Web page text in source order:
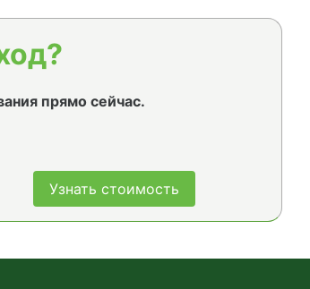
прямо сейчас.
Узнать стоимость